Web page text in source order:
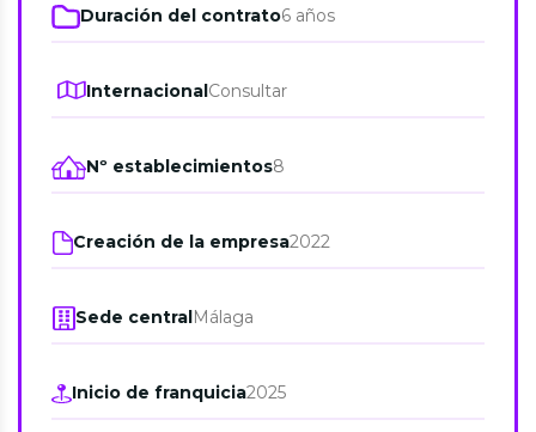
Duración del contrato6 años
InternacionalConsultar
Nº establecimientos8
Creación de la empresa2022
Sede centralMálaga
Inicio de franquicia2025